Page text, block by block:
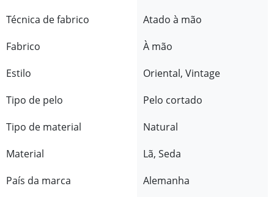
Técnica de fabrico
Atado à mão
Fabrico
À mão
Estilo
Oriental, Vintage
Tipo de pelo
Pelo cortado
Tipo de material
Natural
Material
Lã, Seda
País da marca
Alemanha